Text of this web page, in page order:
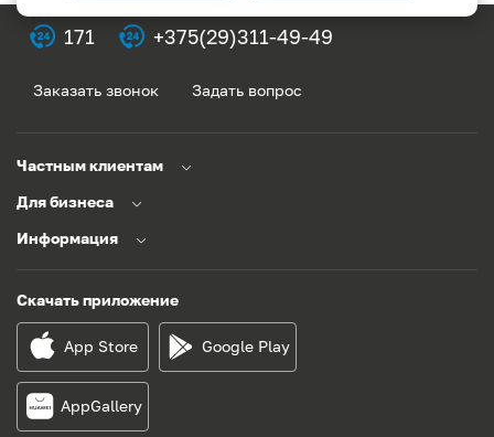
171 +375(29)311-49-49
Заказать звонок Задать вопрос
Частным клиентам
Для бизнеса
Информация
Скачать приложение
App Store Google Play
AppGallery